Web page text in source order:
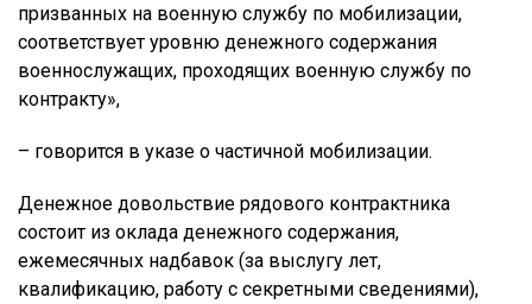
призванных на военную службу по мобилизации,
соответствует уровню денежного содержания
военнослужащих, проходящих военную службу по
контракту»,
– говорится в указе о частичной мобилизации.
Денежное довольствие рядового контрактника
состоит из оклада денежного содержания,
ежемесячных надбавок (за выслугу лет,
квалификацию, работу с секретными сведениями),